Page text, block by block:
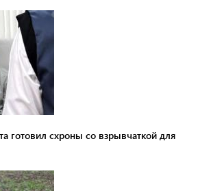
готовил схроны со взрывчаткой для